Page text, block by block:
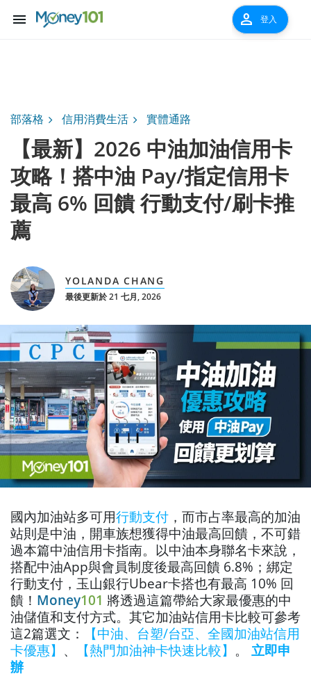
menu person 登入
部落格 信用消費生活 實體通路
【最新】2026 中油加油信用卡
攻略！搭中油 Pay/指定信用卡
最高 6% 回饋 行動支付/刷卡推
薦
YOLANDA CHANG
最後更新於 21 七月, 2026
國內加油站多可用行動支付 ，而市占率最高的加油
站則是中油，開車族想獲得中油最高回饋，不可錯
過本篇中油信用卡指南。以中油本身聯名卡來說，
搭配中油App與會員制度後最高回饋 6.8%；綁定
行動支付，玉山銀行Ubear卡搭也有最高 10% 回
饋！ Money101 將透過這篇帶給大家最優惠的中
油儲值和支付方式。其它加油站信用卡比較可參考
這2篇選文：
【中油、台塑/台亞、全國加油站信用
卡優惠】 、 【熱門加油神卡快速比較】 。
立即申
辦